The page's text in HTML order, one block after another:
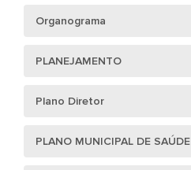
Organograma
PLANEJAMENTO
Plano Diretor
PLANO MUNICIPAL DE SAÚDE